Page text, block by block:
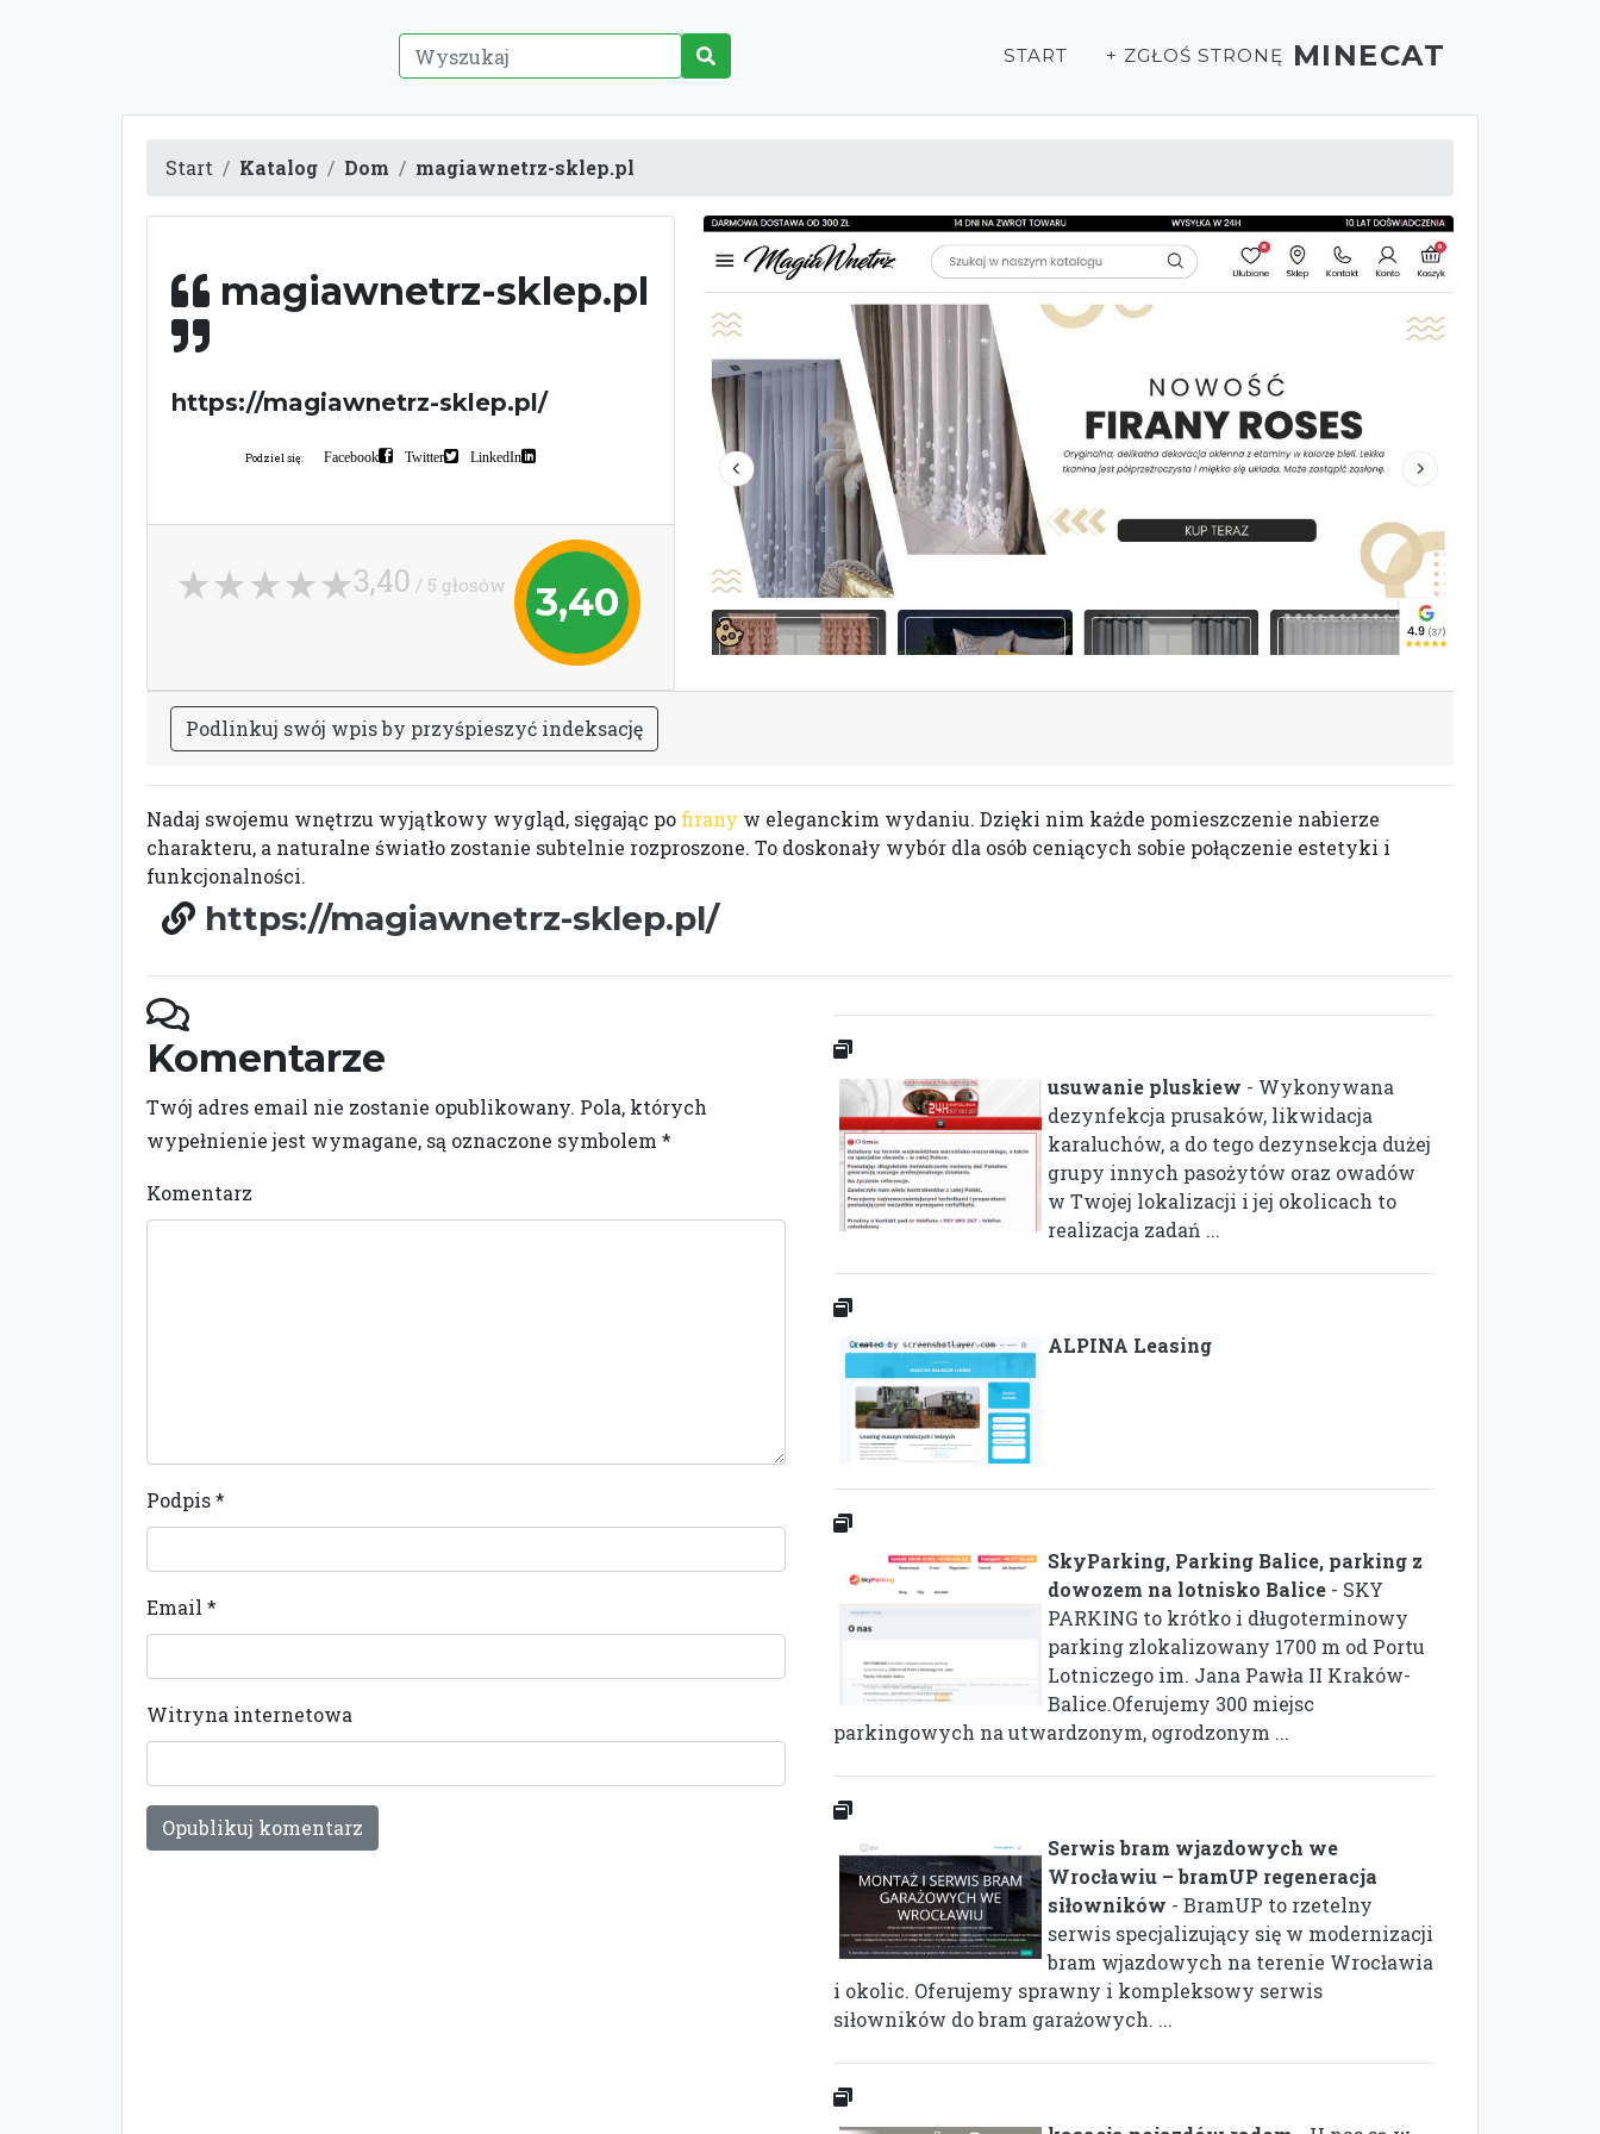
START + ZGŁOŚ STRONĘ MINECAT
Start Katalog Dom magiawnetrz-sklep.pl
magiawnetrz-sklep.pl
https://magiawnetrz-sklep.pl/
Podziel się: Facebook Twitter LinkedIn
3,40
3,40 / 5 głosów
Podlinkuj swój wpisby przyśpieszyć indeksację
Nadaj swojemu wnętrzu wyjątkowy wygląd, sięgając po firany w eleganckim wydaniu. Dzięki nim każde pomieszczenie nabierze
charakteru, a naturalne światło zostanie subtelnie rozproszone. To doskonały wybór dla osób ceniących sobie połączenie estetyki i
funkcjonalności.
https://magiawnetrz-sklep.pl/
Komentarze
Twój adres email nie zostanie opublikowany. Pola, których
wypełnienie jest wymagane, są oznaczone symbolem *
Komentarz
Podpis*
Email *
Witryna internetowa
usuwanie pluskiew - Wykonywana
dezynfekcja prusaków, likwidacja
karaluchów, a do tego dezynsekcja dużej
grupy innych pasożytów oraz owadów
w Twojej lokalizacji i jej okolicach to
realizacja zadań ...
ALPINA Leasing
SkyParking, Parking Balice, parking z
dowozem na lotnisko Balice - SKY
PARKING to krótko i długoterminowy
parking zlokalizowany 1700 m od Portu
Lotniczego im. Jana Pawła II Kraków-
Balice.Oferujemy 300 miejsc
parkingowych na utwardzonym, ogrodzonym ...
Serwis bram wjazdowych we
Wrocławiu – bramUP regeneracja
siłowników - BramUP to rzetelny
serwis specjalizujący się w modernizacji
bram wjazdowych na terenie Wrocławia
i okolic. Oferujemy sprawny i kompleksowy serwis
siłowników do bram garażowych. ...